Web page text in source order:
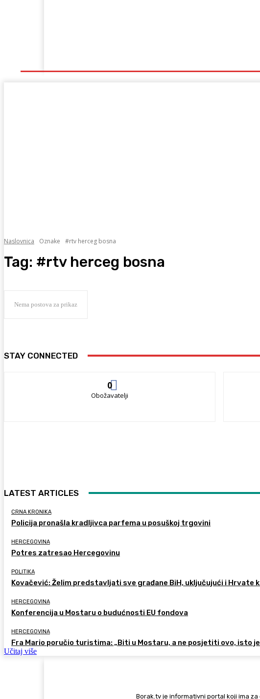
Naslovnica Oznake #rtv herceg bosna
Tag: #rtv herceg bosna
Nema postova za prikaz
STAY CONNECTED
0
Obožavatelji
LATEST ARTICLES
CRNA KRONIKA
Policija pronašla kradljivca parfema u posuškoj trgovini
HERCEGOVINA
Potres zatresao Hercegovinu
POLITIKA
Kovačević: Želim predstavljati sve građane BiH, uključujući i Hrvate
HERCEGOVINA
Konferencija u Mostaru o budućnosti EU fondova
HERCEGOVINA
Fra Mario poručio turistima: „Biti u Mostaru, a ne posjetiti ovo, isto
Učitaj više
Borak.tv je informativni portal koji ima